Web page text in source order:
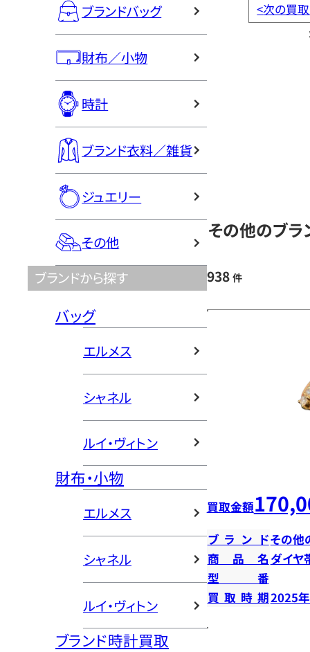
ブランドバッグ
財布／小物
時計
ブランド衣料／雑貨
ジュエリー
その他
ブランドから探す
バッグ
エルメス
シャネル
ルイ・ヴィトン
財布・小物
エルメス
シャネル
ルイ・ヴィトン
ブランド時計買取
<次の買
その他のブラ
938 件
買取金額
ブランドその他
商品名ダイヤ
型番
買取時期2025